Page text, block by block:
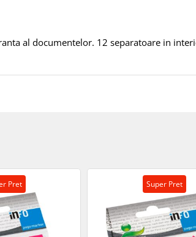
al documentelor. 12 separatoare in
Pret Super Pret